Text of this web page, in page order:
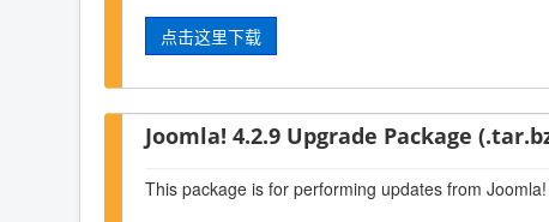
点击这里下载
Joomla! 4.2.9 Upgrade Package
This package is for performing updates from